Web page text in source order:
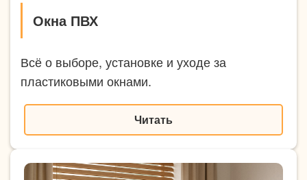
Окна ПВХ
Всё о выборе, установке и уходе за
пластиковыми окнами.
Читать